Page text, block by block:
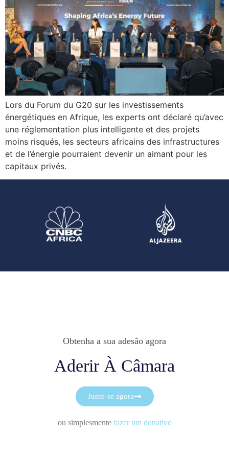
Lors du Forum du G20 sur les investissements
énergétiques en Afrique, les experts ont déclaré qu’avec
une réglementation plus intelligente et des projets
moins risqués, les secteurs africains des infrastructures
et de l’énergie pourraient devenir un aimant pour les
capitaux privés.
Obtenha a sua adesão agora
Aderir À Câmara
Junte-se agora
ou simplesmente fazer um donativo